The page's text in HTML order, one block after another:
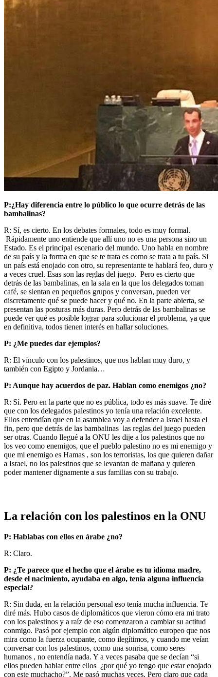
P:¿Hay diferencia entre lo público lo que ocurre detrás de las
bambalinas?
R: Sí, es cierto. En los debates formales, todo es muy formal.
Rápidamente uno entiende que allí uno no es una persona sino un
Estado. Es el principal escenario del mundo. Uno habla en nombre
de su país y la forma en que se te trata es como se trata a tu país. Si
un país está enojado con otro, su representante te hablará feo, duro y
a veces cruel. Esas son las reglas del juego. Pero es cierto que
detrás de las bambalinas, en la sala en la que los delegados toman
café, se sientan en pequeños grupos y conversan, pueden ver
discretamente qué se puede hacer y qué no. En la parte abierta, se
presentan las posturas más duras. Pero detrás de las bambalinas se
puede ver qué es posible lograr para solucionar el problema, ya que
en definitiva, todos tienen interés en hallar soluciones.
P: ¿Me puedes dar ejemplos?
R: El vínculo con los palestinos, que nos hablan muy duro, y
también con Egipto y Jordania…
P: Aunque hay acuerdos de paz. Hablan como enemigos ¿no?
R: Sí. Pero en la parte que no es pública, todo es más suave. Te diré
que con los delegados palestinos yo tenía una relación excelente.
Ellos entendían que en la asamblea voy a defender a Israel hasta el
fin, pero que detrás de las bambalinas las reglas del juego pueden
ser otras. Cuando llegué a la ONU les dije a los palestinos que no
los veo como enemigos, que el pueblo palestino no es mi enemigo y
que mi enemigo es Hamas , son los terroristas, los que quieren dañar
a Israel, no los palestinos que se levantan de mañana y quieren
poder mantener dignamente a sus familias con su trabajo.
La relación con los palestinos en la ONU
P: Hablabas con ellos en árabe ¿no?
R: Claro.
P: ¿Te parece que el hecho que el árabe es tu idioma madre,
desde el nacimiento, ayudaba en algo, tenía alguna influencia
especial?
R: Sin duda, en la relación personal eso tenía mucha influencia. Te
diré más. Hubo casos de diplomáticos que vieron cómo era mi trato
con los palestinos y a raíz de eso comenzaron a cambiar su actitud
conmigo. Pasó por ejemplo con algún diplomático europeo que nos
mira como la fuerza ocupante, como ilegítimos, y cuando me veían
conversar con los palestinos, como una sonrisa, como seres
humanos , no entendía nada. Y a veces pasaba que se decían “si
ellos pueden hablar entre ellos ¿por qué yo tengo que estar enojado
con este muchacho?”. Me pasó muchas veces. Pero claro que cada